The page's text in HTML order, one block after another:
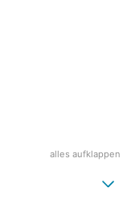
alles aufklappen